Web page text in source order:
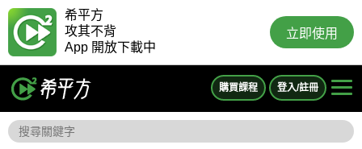
希平方
攻其不背
App 開放下載中
立即使用
購買課程 登入/註冊